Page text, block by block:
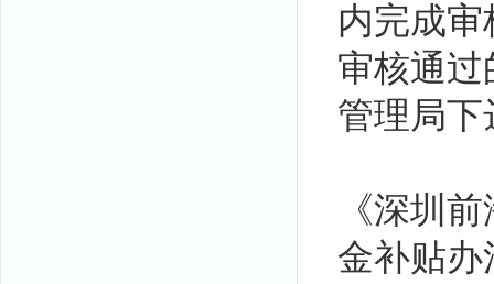
内完成
审核通
管理局
《深圳
金补贴办